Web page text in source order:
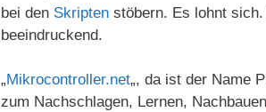
bei den Skripten stöbern. Es lohnt
beeindruckend.
„Mikrocontroller.net„, da ist der Name
zum Nachschlagen, Lernen,